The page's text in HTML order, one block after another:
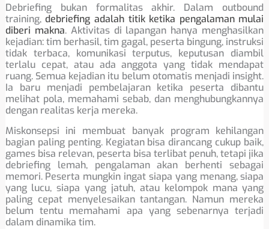
Debriefing bukan formalitas akhir. Dalam outbound
training,debriefing adalah titik ketika pengalaman mulai
diberi makna. Aktivitas di lapangan hanya menghasilkan
kejadian: tim berhasil, tim gagal, peserta bingung, instruksi
tidak terbaca, komunikasi terputus, keputusan diambil
terlalu cepat, atau ada anggota yang tidak mendapat
ruang. Semua kejadian itu belum otomatis menjadi insight.
Ia baru menjadi pembelajaran ketika peserta dibantu
melihat pola, memahami sebab, dan menghubungkannya
dengan realitas kerja mereka.
Miskonsepsi ini membuat banyak program kehilangan
bagian paling penting. Kegiatan bisa dirancang cukup baik,
games bisa relevan, peserta bisa terlibat penuh, tetapi jika
debriefing lemah, pengalaman akan berhenti sebagai
memori. Peserta mungkin ingat siapa yang menang, siapa
yang lucu, siapa yang jatuh, atau kelompok mana yang
paling cepat menyelesaikan tantangan. Namun mereka
belum tentu memahami apa yang sebenarnya terjadi
dalam dinamika tim.